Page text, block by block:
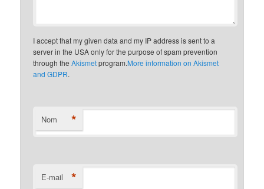
I accept that my given data and my IP address is sent to a
server in the USA only for the purpose of spam prevention
through theAkismetprogram.More information on Akismet
and GDPR.
Nom *
E-mail *